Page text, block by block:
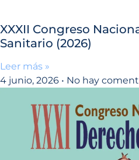
XXXII Congreso
Sanitario (2026)
Leer más »
4 junio, 2026
No hay